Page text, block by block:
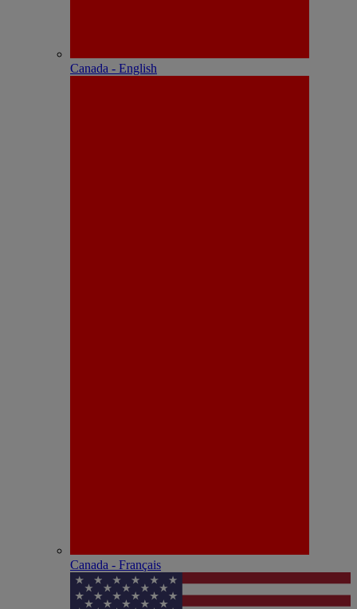
Canada - English
Canada - Français